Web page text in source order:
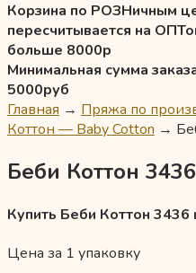
Корзина по РОЗНичным
пересчитывается на
больше 8000р
Минимальная сумма
5000руб
Главная → Пряжа по
Коттон — Baby Cotton →
Беби Коттон
Купить Беби Коттон
Цена за 1 упаковку